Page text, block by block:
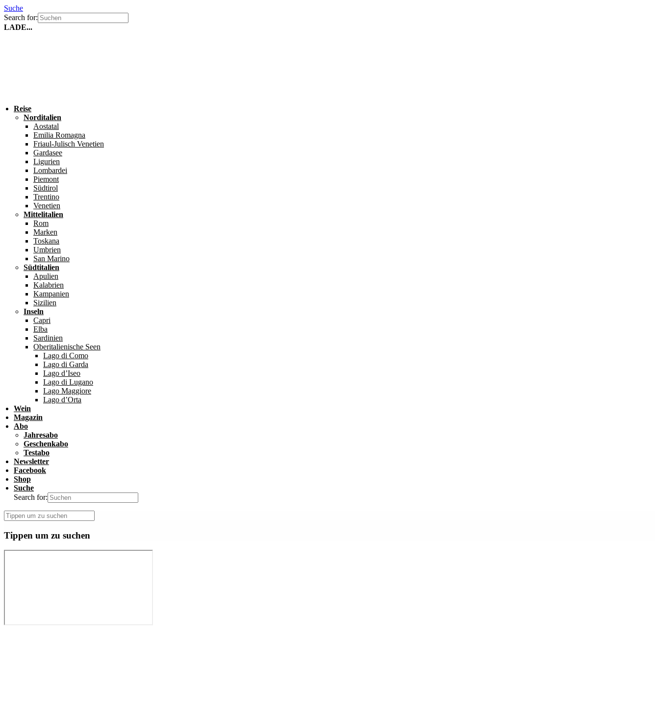
Suche
Search for:
LADE...
Reise
Norditalien
Aostatal
Emilia Romagna
Friaul-Julisch Venetien
Gardasee
Ligurien
Lombardei
Piemont
Südtirol
Trentino
Venetien
Mittelitalien
Rom
Marken
Toskana
Umbrien
San Marino
Südtitalien
Apulien
Kalabrien
Kampanien
Sizilien
Inseln
Capri
Elba
Sardinien
Oberitalienische Seen
Lago di Como
Lago di Garda
Lago d’Iseo
Lago di Lugano
Lago Maggiore
Lago d’Orta
Wein
Magazin
Abo
Jahresabo
Geschenkabo
Testabo
Newsletter
Facebook
Shop
Suche
Search for:
Tippen um zu suchen